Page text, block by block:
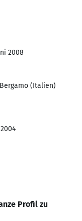
2008
(Italien)
Profil zu